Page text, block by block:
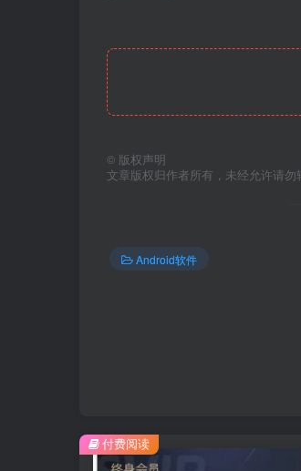
© 版权声明
文章版权归作者所有，未经允许请勿
Android软件
付费阅读